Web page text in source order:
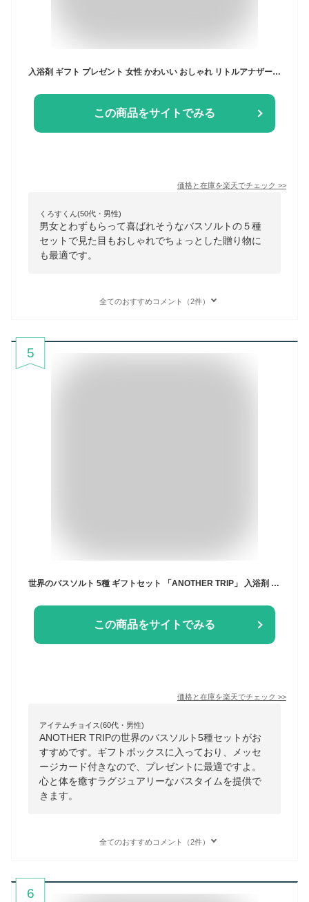
入浴剤 ギフト プレゼント 女性 かわいい おしゃれ リトルアナザートリップ 5種セット バスソルト 温まる 風呂 女性 男性 お返し お祝い 誕生日 内祝い
この商品をサイトでみる
価格と在庫を楽天でチェック >>
くろすくん(50代・男性)
男女とわずもらって喜ばれそうなバスソルトの５種
セットで見た目もおしゃれでちょっとした贈り物に
も最適です。
全てのおすすめコメント（2件）
5
世界のバスソルト 5種 ギフトセット 「ANOTHER TRIP」 入浴剤 セット GIFT BOX＆メッセージカード付き 【 誕生日 プレゼント ギフト 女性 男性 御祝 内祝 御礼 結婚祝い 引っ越し祝い ギフト 最強配送 】
この商品をサイトでみる
価格と在庫を楽天でチェック >>
アイテムチョイス(60代・男性)
ANOTHER TRIPの世界のバスソルト5種セットがお
すすめです。ギフトボックスに入っており、メッセ
ージカード付きなので、プレゼントに最適ですよ。
心と体を癒すラグジュアリーなバスタイムを提供で
きます。
全てのおすすめコメント（2件）
6